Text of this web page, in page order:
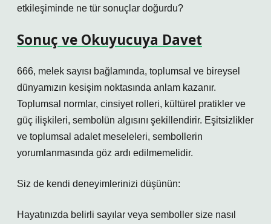
etkileşiminde ne tür sonuçlar doğurdu?
Sonuç ve Okuyucuya Davet
666, melek sayısı bağlamında, toplumsal ve bireysel
dünyamızın kesişim noktasında anlam kazanır.
Toplumsal normlar, cinsiyet rolleri, kültürel pratikler ve
güç ilişkileri, sembolün algısını şekillendirir. Eşitsizlikler
ve toplumsal adalet meseleleri, sembollerin
yorumlanmasında göz ardı edilmemelidir.
Siz de kendi deneyimlerinizi düşünün:
Hayatınızda belirli sayılar veya semboller size nasıl